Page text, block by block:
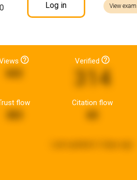
Log in View
602
Verified
314
flow Citation flow